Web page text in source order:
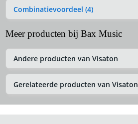
Combinatievoordeel (4)
Meer producten bij Bax Music
Andere producten van Visaton
Gerelateerde producten van Visaton